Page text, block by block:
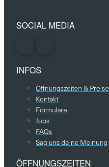
SOCIAL MEDIA
INFOS
Öffnungszeiten & Preise
Kontakt
Formulare
Jobs
FAQs
Sag uns deine Meinung
ÖFFNUNGSZEITEN